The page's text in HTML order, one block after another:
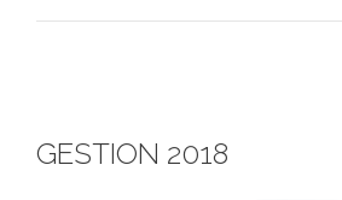
GESTION 2018